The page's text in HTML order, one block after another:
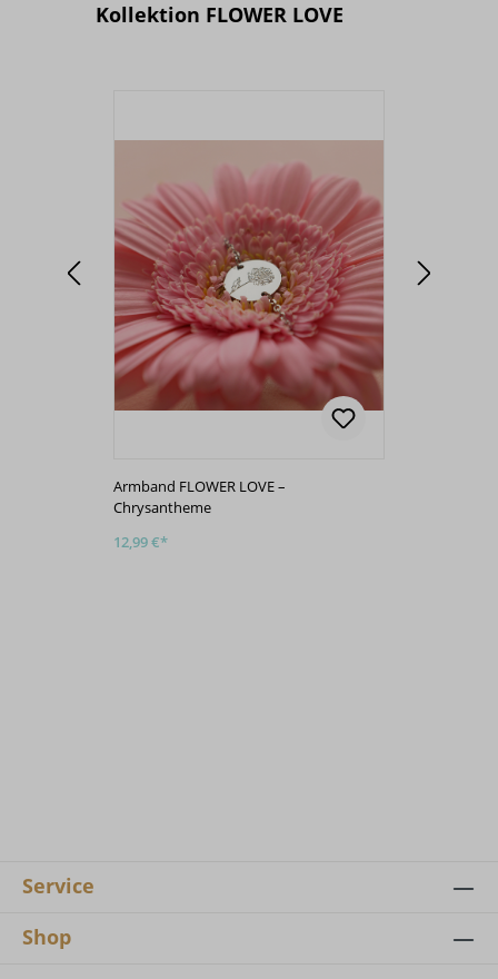
Kollektion FLOWER LOVE
Armband FLOWER LOVE –
Chrysantheme
12,99 €*
Service
Shop